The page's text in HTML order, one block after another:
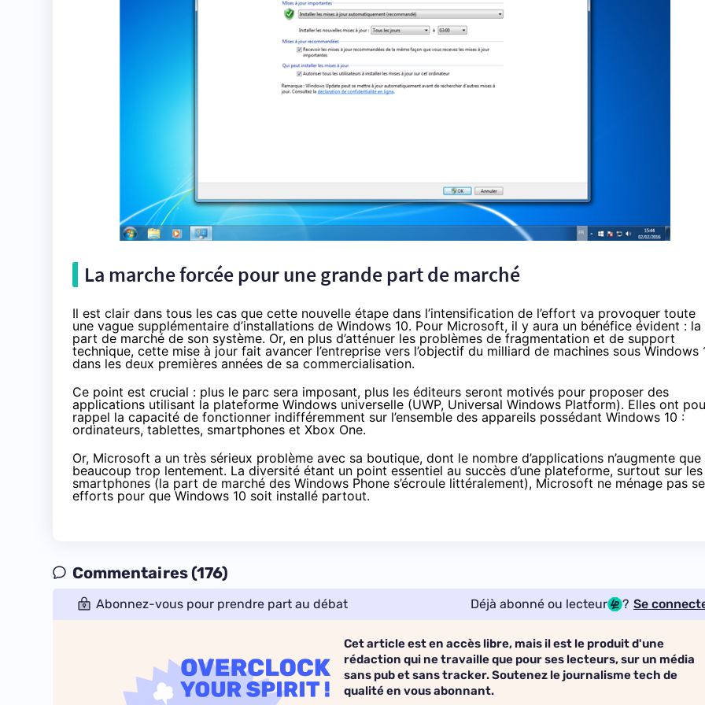
La marche forcée pour une grande part de marché
Il est clair dans tous les cas que cette nouvelle étape dans l’intensification de l’effort va provoquer toute
une vague supplémentaire d’installations de Windows 10. Pour Microsoft, il y aura un bénéfice évident : la
part de marché de son système. Or, en plus d’atténuer les problèmes de fragmentation et de support
technique, cette mise à jour fait avancer l’entreprise vers l’objectif du milliard de machines sousWindows
dans les deux premières années de sa commercialisation.
Ce point est crucial : plus le parc sera imposant, plus les éditeurs seront motivés pour proposer des
applications utilisant la plateforme Windows universelle (UWP, Universal Windows Platform). Elles ont
rappel la capacité de fonctionner indifféremment sur l’ensemble des appareils possédant Windows 10 :
ordinateurs,tablettes, smartphones et Xbox One.
Or, Microsoft a un très sérieux problème avec sa boutique, dont le nombre d’applications n’augmente que
beaucoup trop lentement. La diversité étant un point essentiel au succès d’une plateforme, surtout sur les
smartphones (la part de marché des Windows Phone s’écroule littéralement), Microsoft ne ménage pas
efforts pour queWindows 10 soit installé partout.
Commentaires (176)
Abonnez-vous pour prendre part au débat Déjà abonné ou lecteur ? Se
Cet article est en accès libre, mais il est le produit d'une
rédaction qui ne travaille que pour ses lecteurs, sur un média
sans pub et sans tracker. Soutenez le journalisme tech de
qualité en vous abonnant.